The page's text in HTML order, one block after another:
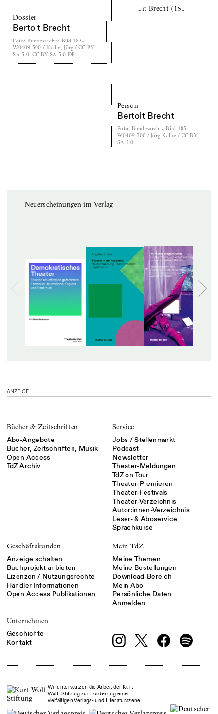
Dossier
Bertolt Brecht
Foto: Bundesarchiv, Bild 183-
W0409-300 / Kolbe, Jörg / CC-BY-
SA 3.0, CC BY-SA 3.0 DE
Person
Bertolt Brecht
Foto: Bundesarchiv, Bild 183-
W0409-300 / Jörg Kolbe / CC-BY-
SA 3.0
Neuerscheinungen im Verlag
ANZEIGE
Bücher & Zeitschriften
Abo-Angebote
Bücher, Zeitschriften, Musik
Open Access
TdZ Archiv
Service
Jobs / Stellenmarkt
Podcast
Newsletter
Theater-Meldungen
TdZ on Tour
Theater-Premieren
Theater-Festivals
Theater-Verzeichnis
Autor:innen-Verzeichnis
Leser- & Aboservice
Sprachkurse
Geschäftskunden
Anzeige schalten
Buchprojekt anbieten
Lizenzen / Nutzungsrechte
Händler Informationen
Open Access Publikationen
Mein TdZ
Meine Themen
Meine Bestellungen
Download-Bereich
Mein Abo
Persönliche Daten
Anmelden
Unternehmen
Geschichte
Kontakt
Wir unterstützen die Arbeit der Kurt
Wolff Stiftung zur Förderung einer
vielfältigen Verlags- und Literaturszene